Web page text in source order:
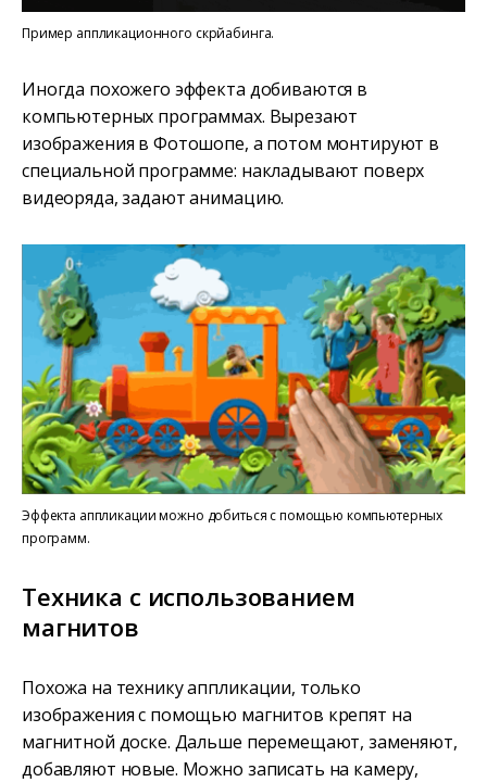
Пример аппликационного скрйабинга.
Иногда похожего эффекта добиваются в
компьютерных программах. Вырезают
изображения в Фотошопе, а потом монтируют в
специальной программе: накладывают поверх
видеоряда, задают анимацию.
Эффекта аппликации можно добиться с помощью компьютерных
программ.
Техника с использованием
магнитов
Похожа на технику аппликации, только
изображения с помощью магнитов крепят на
магнитной доске. Дальше перемещают, заменяют,
добавляют новые. Можно записать на камеру,